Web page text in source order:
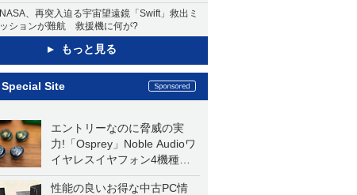
NASA、再突入迫る宇宙望遠鏡「Swift」救出ミ
ッションが難航 救援機に何が?
もっと見る
Special Site
エントリーなのに脅威の実
力!「Osprey」Noble Audioワ
イヤレスイヤフォン4機種を
一気に聴く
性能の良いお得な中古PC情